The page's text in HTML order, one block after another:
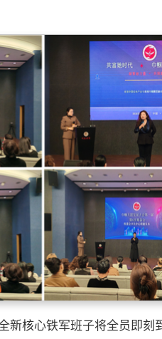
新核心铁军班子将全员即